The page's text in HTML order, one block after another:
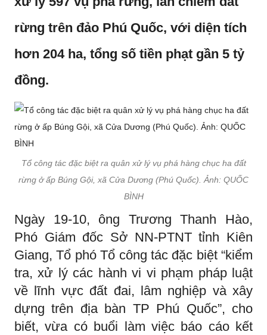
rừng trên đảo Phú Quốc, với diện tích
hơn 204 ha, tổng số tiền phạt gần 5 tỷ
đồng.
Tổ công tác đặc biệt ra quân xử lý vụ phá hàng chục ha đất
rừng ở ấp Búng Gội, xã Cửa Dương (Phú Quốc). Ảnh: QUỐC
BÌNH
Ngày 19-10, ông Trương Thanh Hào,
Phó Giám đốc Sở NN-PTNT tỉnh Kiên
Giang, Tổ phó Tổ công tác đặc biệt “kiểm
tra, xử lý các hành vi vi phạm pháp luật
về lĩnh vực đất đai, lâm nghiệp và xây
dựng trên địa bàn TP Phú Quốc”, cho
biết, vừa có buổi làm việc báo cáo kết